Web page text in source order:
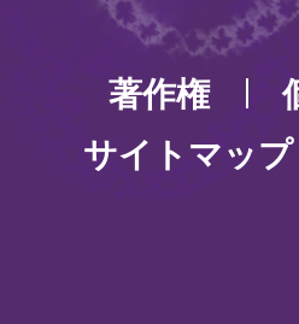
著作権
サイトマップ